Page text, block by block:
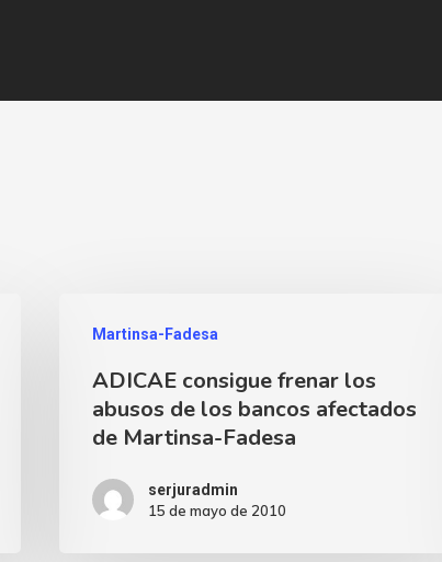
Martinsa-Fadesa
ADICAE consigue frenar los
abusos de los bancos afectados
de Martinsa-Fadesa
serjuradmin
15 de mayo de 2010